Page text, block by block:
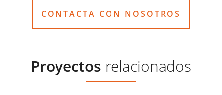
CONTACTA CON NOSOTROS
Proyectos relacionados